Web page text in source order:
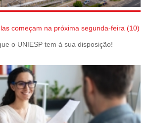
começam na próxima segunda-feira (10)
o UNIESP tem à sua disposição!